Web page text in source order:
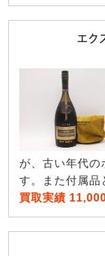
エク
が、古い年代の
す。また付属品
買取実績